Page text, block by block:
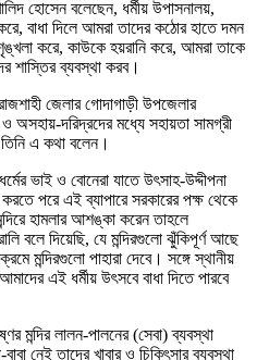
হোসেন বলেছেন, ধর্মীয় উপাসনালয়,
বাধা দিলে আমরা তাদের কঠোর হাতে দমন
করে, কাউকে হয়রানি করে, আমরা তাকে
শাস্তির ব্যবস্থা করব।
জেলার গোদাগাড়ী উপজেলার
ও অসহায়-দরিদ্রদের মধ্যে সহায়তা সামগ্রী
এ কথা বলেন।
ভাই ও বোনেরা যাতে উৎসাহ-উদ্দীপনা
পরে এই ব্যাপারে সরকারের পক্ষ থেকে
হামলার আশঙ্কা করেন তাহলে
বলে দিয়েছি, যে মন্দিরগুলো ঝুঁকিপূর্ণ আছে
মন্দিরগুলো পাহারা দেবে। সঙ্গে স্থানীয়
এই ধর্মীয় উৎসবে বাধা দিতে পারবে
মন্দির লালন-পালনের (সেবা) ব্যবস্থা
নেই তাদের খাবার ও চিকিৎসার ব্যবস্থা